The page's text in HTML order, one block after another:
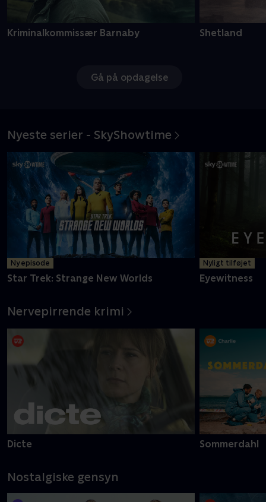
Kriminalkommissær Barnaby Shetland
Gå på opdagelse
Nyeste serier - SkyShowtime
Ny episode
Star Trek: Strange New Worlds
Nyligt tilføjet
Eyewitness
Nervepirrende krimi
Dicte Sommerdahl
Nostalgiske gensyn